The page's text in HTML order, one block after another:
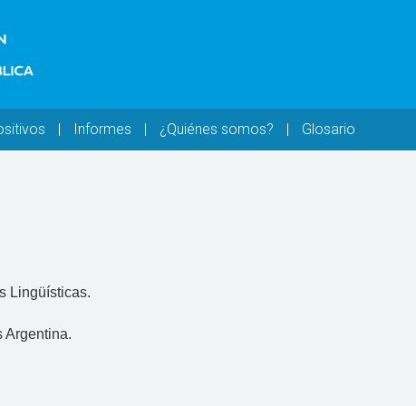
Informes ¿Quiénes somos? Glosario
Lingüísticas.
Argentina.